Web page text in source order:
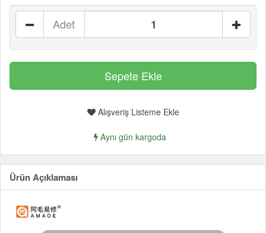
Adet
Alışveriş Listeme Ekle
Aynı gün kargoda
Ürün Açıklaması